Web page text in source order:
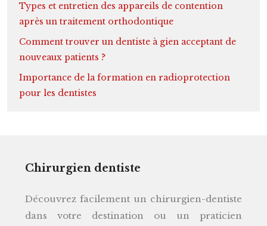
Types et entretien des appareils de contention
après un traitement orthodontique
Comment trouver un dentiste à gien acceptant de
nouveaux patients ?
Importance de la formation en radioprotection
pour les dentistes
Chirurgien dentiste
Découvrez facilement un chirurgien-dentiste
dans votre destination ou un praticien